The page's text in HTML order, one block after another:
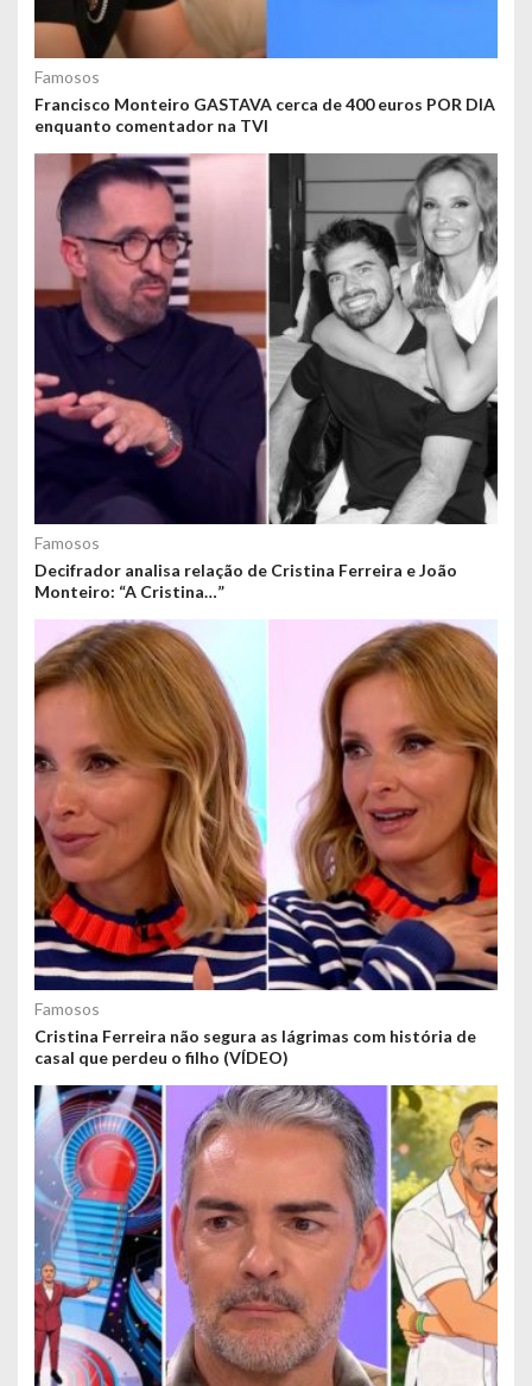
Famosos
Francisco Monteiro GASTAVA cerca de 400 euros POR DIA
enquanto comentador na TVI
Famosos
Decifrador analisa relação de Cristina Ferreira e João
Monteiro: “A Cristina…”
Famosos
Cristina Ferreira não segura as lágrimas com história de
casal que perdeu o filho (VÍDEO)